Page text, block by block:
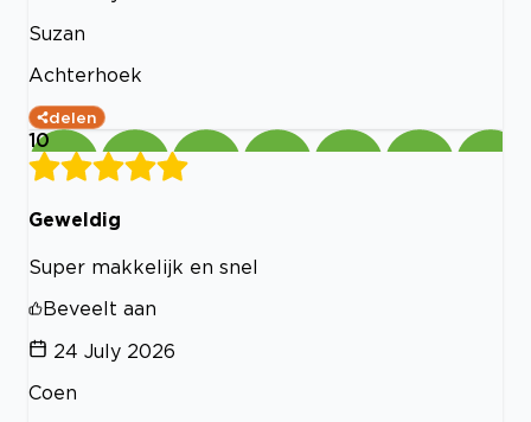
Suzan
Achterhoek
delen
10
Geweldig
Super makkelijk en snel
Beveelt aan
24 July 2026
Coen